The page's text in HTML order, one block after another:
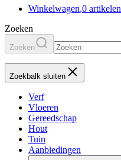
Winkelwagen,0 artikelen
Zoeken
Zoeken
Zoekbalk sluiten
Verf
Vloeren
Gereedschap
Hout
Tuin
Aanbiedingen